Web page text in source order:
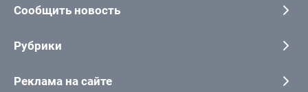
Сообщить новость
Рубрики
Реклама на сайте